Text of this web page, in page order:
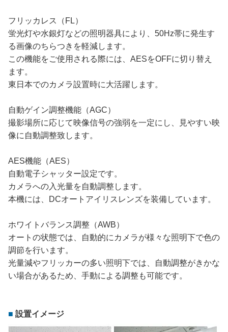
フリッカレス（FL）
蛍光灯や水銀灯などの照明器具により、50Hz帯に発生す
る画像のちらつきを軽減します。
この機能をご使用される際には、AESをOFFに切り替え
ます。
東日本でのカメラ設置時に大活躍します。
自動ゲイン調整機能（AGC）
撮影場所に応じて映像信号の強弱を一定にし、見やすい映
像に自動調整致します。
AES機能（AES）
自動電子シャッター設定です。
カメラへの入光量を自動調整します。
本機には、DCオートアイリスレンズを装備しています。
ホワイトバランス調整（AWB）
オートの状態では、自動的にカメラが様々な照明下で色の
調節を行います。
光量減やフリッカーの多い照明下では、自動調整がきかな
い場合があるため、手動による調整も可能です。
設置イメージ